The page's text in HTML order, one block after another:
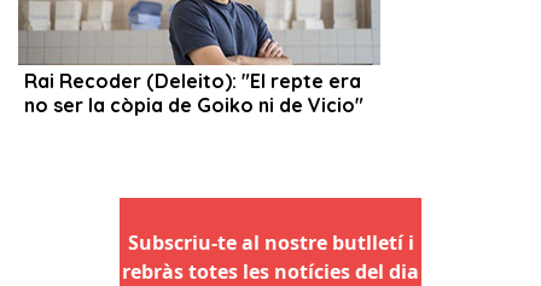
Subscriu-te al nostre butlletí i
rebràs totes les notícies del dia